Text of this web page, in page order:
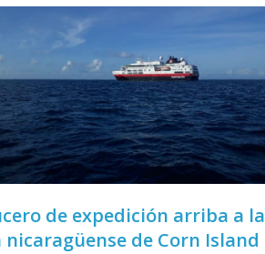
de expedición arriba a la
nicaragüense de Corn Island